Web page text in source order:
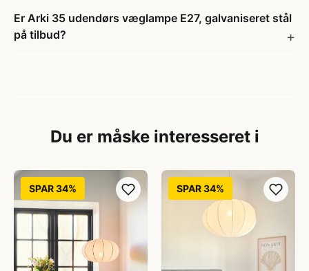
Er Arki 35 udendørs væglampe E27, galvaniseret stål
på tilbud?
Du er måske interesseret i
SPAR 34% SPAR 34%